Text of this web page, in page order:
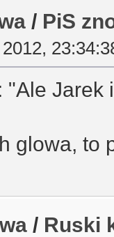
/ PiS
"Ale Jarek
glowa, to
/ Ruski